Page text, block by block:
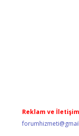
Reklam ve